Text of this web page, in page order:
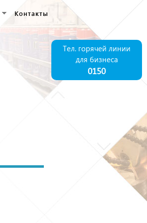
Контакты
Тел. горячей линии
для бизнеса
0150